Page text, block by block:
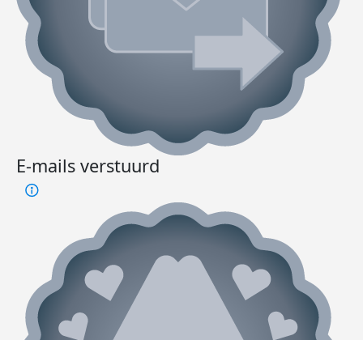
E-mails verstuurd